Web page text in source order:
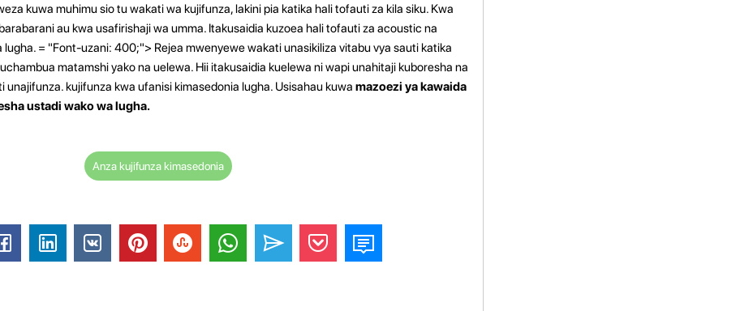
kuwa muhimu sio tu wakati wa kujifunza, lakini pia katika hali tofauti za kila siku. Kwa
au kwa usafirishaji wa umma. Itakusaidia kuzoea hali tofauti za acoustic na
= "Font-uzani: 400;"> Rejea mwenyewe wakati unasikiliza vitabu vya sauti katika
matamshi yako na uelewa. Hii itakusaidia kuelewa ni wapi unahitaji kuboresha na
unajifunza. kujifunza kwa ufanisi kimasedonia lugha. Usisahau kuwa mazoezi ya kawaida
ustadi wako wa lugha.
Anza kujifunza kimasedonia